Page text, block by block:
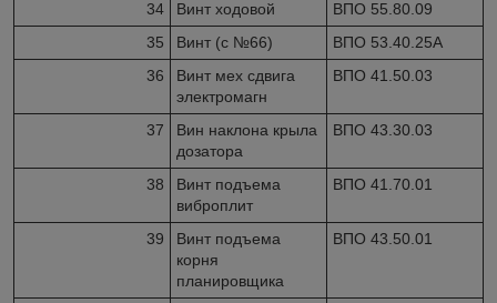
34
Винт ходовой
ВПО 55.80.09
35
Винт (с №66)
ВПО 53.40.25А
36
Винт мех сдвига
электромагн
ВПО 41.50.03
37
Вин наклона крыла
дозатора
ВПО 43.30.03
38
Винт подъема
виброплит
ВПО 41.70.01
39
Винт подъема
корня
планировщика
ВПО 43.50.01